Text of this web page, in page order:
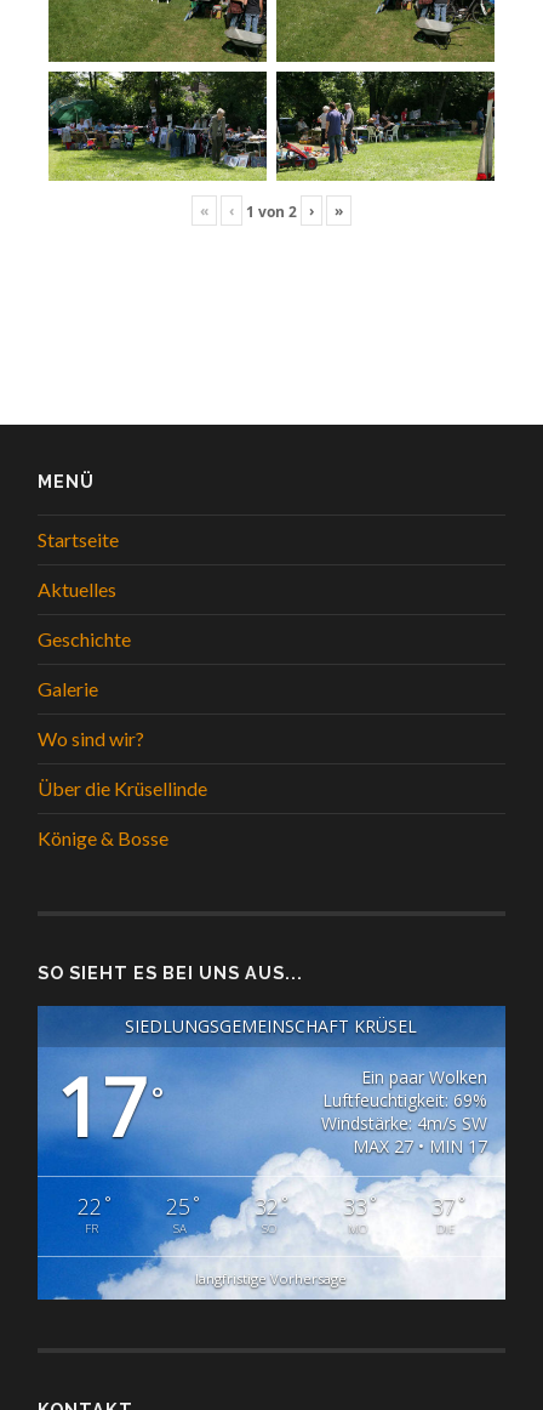
« ‹ 1 von 2 › »
MENÜ
Startseite
Aktuelles
Geschichte
Galerie
Wo sind wir?
Über die Krüsellinde
Könige & Bosse
SO SIEHT ES BEI UNS AUS...
SIEDLUNGSGEMEINSCHAFT KRÜSEL
17°
Ein paar Wolken
Luftfeuchtigkeit: 69%
Windstärke: 4m/s SW
MAX 27 • MIN 17
22 °
FR
25°
SA
32°
SO
33°
MO
37°
DIE
langfristige Vorhersage